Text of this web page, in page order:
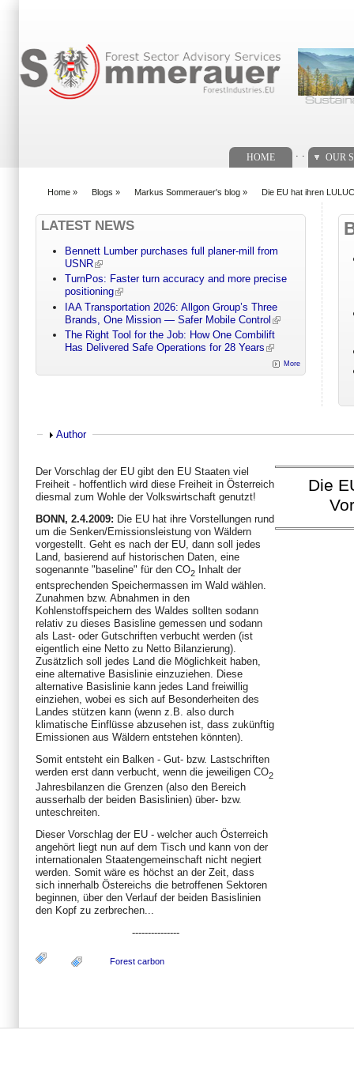
HOME OUR
Home » Blogs » Markus Sommerauer's blog » Die EU hat ihren
LATEST NEWS
Bennett Lumber purchases full planer-mill from
USNR
TurnPos: Faster turn accuracy and more precise
positioning
IAA Transportation 2026: Allgon Group’s Three
Brands, One Mission — Safer Mobile Control
The Right Tool for the Job: How One Combilift
Has Delivered Safe Operations for 28 Years
More
Show
Author
Der Vorschlag der EU gibt den EU Staaten viel
Freiheit - hoffentlich wird diese Freiheit in Österreich
diesmal zum Wohle der Volkswirtschaft genutzt!
BONN, 2.4.2009: Die EU hat ihre Vorstellungen rund
um die Senken/Emissionsleistung von Wäldern
vorgestellt. Geht es nach der EU, dann soll jedes
Land, basierend auf historischen Daten, eine
sogenannte "baseline" für den CO2
Inhalt der
entsprechenden Speichermassen im Wald wählen.
Zunahmen bzw. Abnahmen in den
Kohlenstoffspeichern des Waldes sollten sodann
relativ zu dieses Basisline gemessen und sodann
als Last- oder Gutschriften verbucht werden (ist
eigentlich eine Netto zu Netto Bilanzierung).
Zusätzlich soll jedes Land die Möglichkeit haben,
eine alternative Basislinie einzuziehen. Diese
alternative Basislinie kann jedes Land freiwillig
einziehen, wobei es sich auf Besonderheiten des
Landes stützen kann (wenn z.B. also durch
klimatische Einflüsse abzusehen ist, dass zukünftig
Emissionen aus Wäldern entstehen könnten).
Somit entsteht ein Balken - Gut- bzw. Lastschriften
werden erst dann verbucht, wenn die jeweiligen CO2
Jahresbilanzen die Grenzen (also den Bereich
ausserhalb der beiden Basislinien) über- bzw.
unteschreiten.
Dieser Vorschlag der EU - welcher auch Österreich
angehört liegt nun auf dem Tisch und kann von der
internationalen Staatengemeinschaft nicht negiert
werden. Somit wäre es höchst an der Zeit, dass
sich innerhalb Östereichs die betroffenen Sektoren
beginnen, über den Verlauf der beiden Basislinien
den Kopf zu zerbrechen...
---------------
Die
Forest carbon